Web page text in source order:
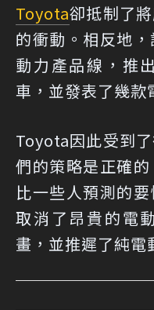
Toyota卻抵制了
的衝動。相反地
動力產品線，推
車，並發表了幾款
Toyota因此受到
們的策略是正確
比一些人預測的
取消了昂貴的電
畫，並推遲了純電